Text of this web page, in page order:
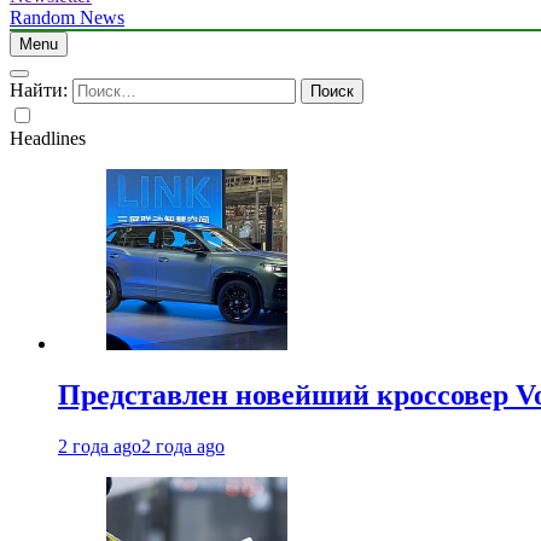
Random News
Menu
Найти:
Headlines
Представлен новейший кроссовер
2 года ago2 года ago